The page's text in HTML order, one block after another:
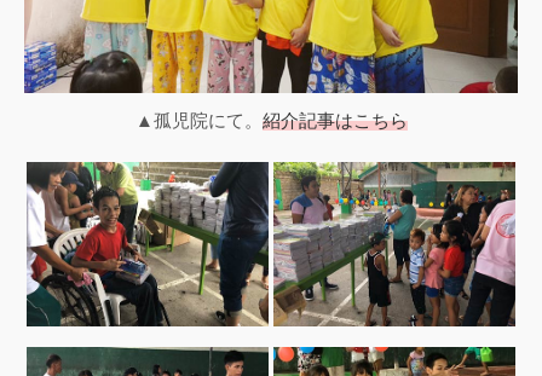
▲孤児院にて。 紹介記事はこちら